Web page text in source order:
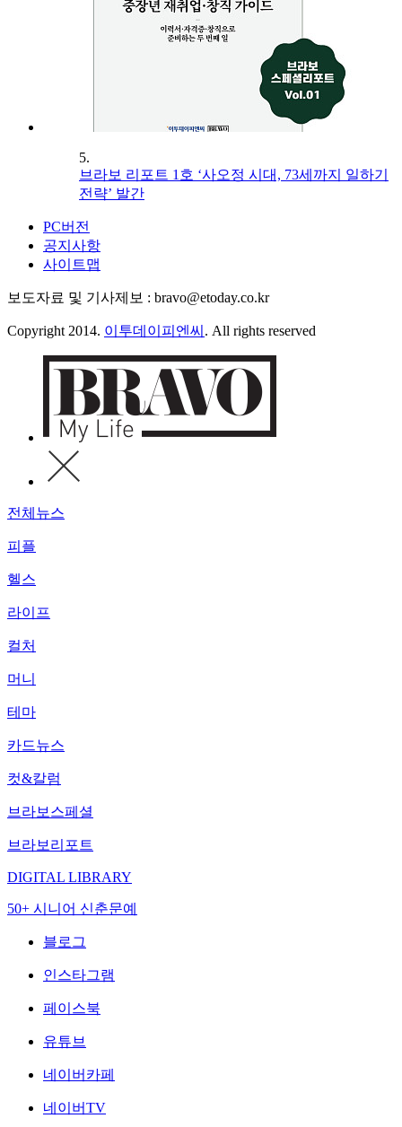
5.
브라보 리포트 1호 ‘사오정 시대, 73세까지 일하기
전략’ 발간
PC버전
공지사항
사이트맵
보도자료 및 기사제보 : bravo@etoday.co.kr
Copyright 2014. 이투데이피엔씨 . All rights reserved
전체뉴스
피플
헬스
라이프
컬처
머니
테마
카드뉴스
컷&칼럼
브라보스페셜
브라보리포트
DIGITAL LIBRARY
50+ 시니어 신춘문예
블로그
인스타그램
페이스북
유튜브
네이버카페
네이버TV